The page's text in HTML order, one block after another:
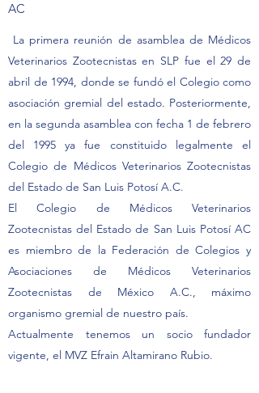
AC
La primera reunión de asamblea de Médicos
Veterinarios Zootecnistas en SLP fue el 29 de
abril de 1994, donde se fundó el Colegio como
asociación gremial del estado. Posteriormente,
en la segunda asamblea con fecha 1 de febrero
del 1995 ya fue constituido legalmente el
Colegio de Médicos Veterinarios Zootecnistas
del Estado de San Luis Potosí A.C.
El Colegio de Médicos Veterinarios
Zootecnistas del Estado de San Luis Potosí AC
es miembro de la Federación de Colegios y
Asociaciones de Médicos Veterinarios
Zootecnistas de México A.C., máximo
organismo gremial de nuestro país.
Actualmente tenemos un socio fundador
vigente, el MVZ Efrain Altamirano Rubio.